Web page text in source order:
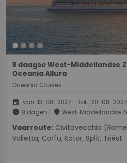
8 daagse West-Middellandse
Oceania Allura
Oceania Cruises
event van: 13-08-2027 - Tot: 20-08-2027
schedule 8 dagen place West-Middellandse
Vaarroute:
Valletta, Corfu, Kotor, Split, Triëst